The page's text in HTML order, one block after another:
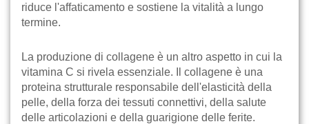
riduce l'affaticamento e sostiene la vitalità a lungo
termine.
La produzione di collagene è un altro aspetto in cui la
vitamina C si rivela essenziale. Il collagene è una
proteina strutturale responsabile dell'elasticità della
pelle, della forza dei tessuti connettivi, della salute
delle articolazioni e della guarigione delle ferite.